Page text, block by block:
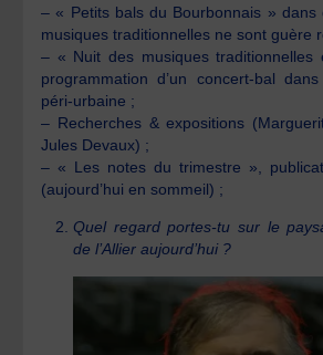
– « Petits bals du Bourbonnais » dans
musiques traditionnelles ne sont guère
– « Nuit des musiques traditionnelles
programmation d’un concert-bal
péri-urbaine ;
– Recherches & expositions
Jules Devaux) ;
– « Les notes du trimestre »,
(aujourd’hui en sommeil) ;
Quel regard portes-tu sur le
de l’Allier aujourd’hui ?